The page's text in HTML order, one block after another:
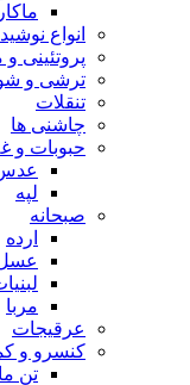
انواع
پروتئینی
ترشی و
تنقلات
چاشنی ها
حبوبات و
لپه
صبحانه
ارده
مربا
عرقیجات
کنسرو و
تن